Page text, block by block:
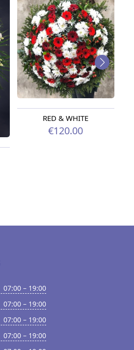
RED & WHITE
€120.00
07:00 – 19:00
07:00 – 19:00
07:00 – 19:00
07:00 – 19:00